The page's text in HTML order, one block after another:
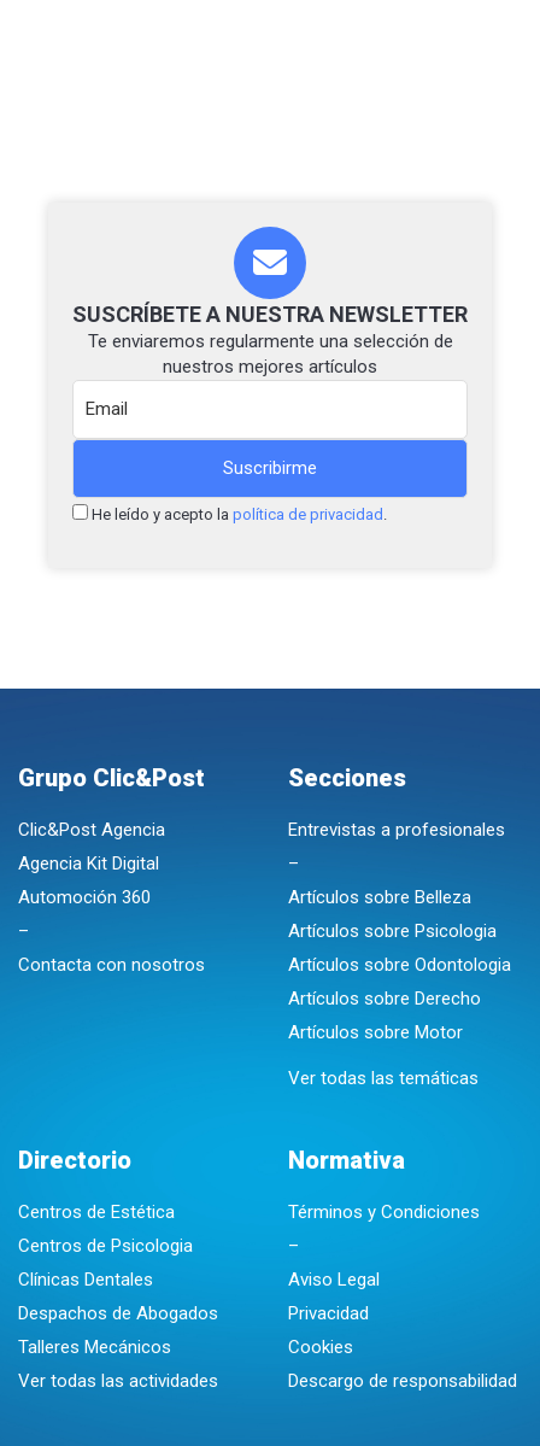
SUSCRÍBETE A NUESTRA NEWSLETTER
Te enviaremos regularmente una selección de
nuestros mejores artículos
He leído y acepto la política de privacidad
Grupo Clic&Post
Clic&Post Agencia
Agencia Kit Digital
Automoción 360
–
Contacta con nosotros
Secciones
Entrevistas a profesionales
–
Artículos sobre Belleza
Artículos sobre Psicologia
Artículos sobre Odontologia
Artículos sobre Derecho
Artículos sobre Motor
Ver todas las temáticas
Directorio
Centros de Estética
Centros de Psicologia
Clínicas Dentales
Despachos de Abogados
Talleres Mecánicos
Ver todas las actividades
Normativa
Términos y Condiciones
–
Aviso Legal
Privacidad
Cookies
Descargo de responsabilidad